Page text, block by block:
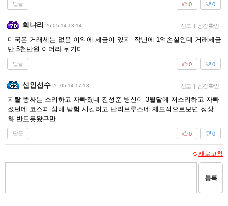
답글 0
0
희냐리 26-05-14 13:14 신고 | 공감 확인
미국은 거래세는 없음 이익에 세금이 있지 작년에 1억손실인데 거래세금
만 5천만원 이더라 뉘기미
답글 0
0
신인선수 26-05-14 17:18 신고 | 공감 확인
지랄 똥싸는 소리하고 자빠졌네 진성준 병신이 3월달에 저소리하고 자빠
졌던데 코스피 심해 탐험 시킬려고 난리브루스네 제도적으로보면 정상
화 반도못왔구만
답글 0
0
새로고침
등록